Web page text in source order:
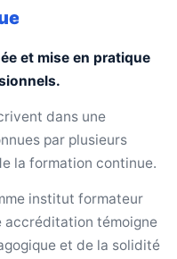
et mise en pratique
dans une
par plusieurs
la formation continue.
institut formateur
accréditation témoigne
et de la solidité